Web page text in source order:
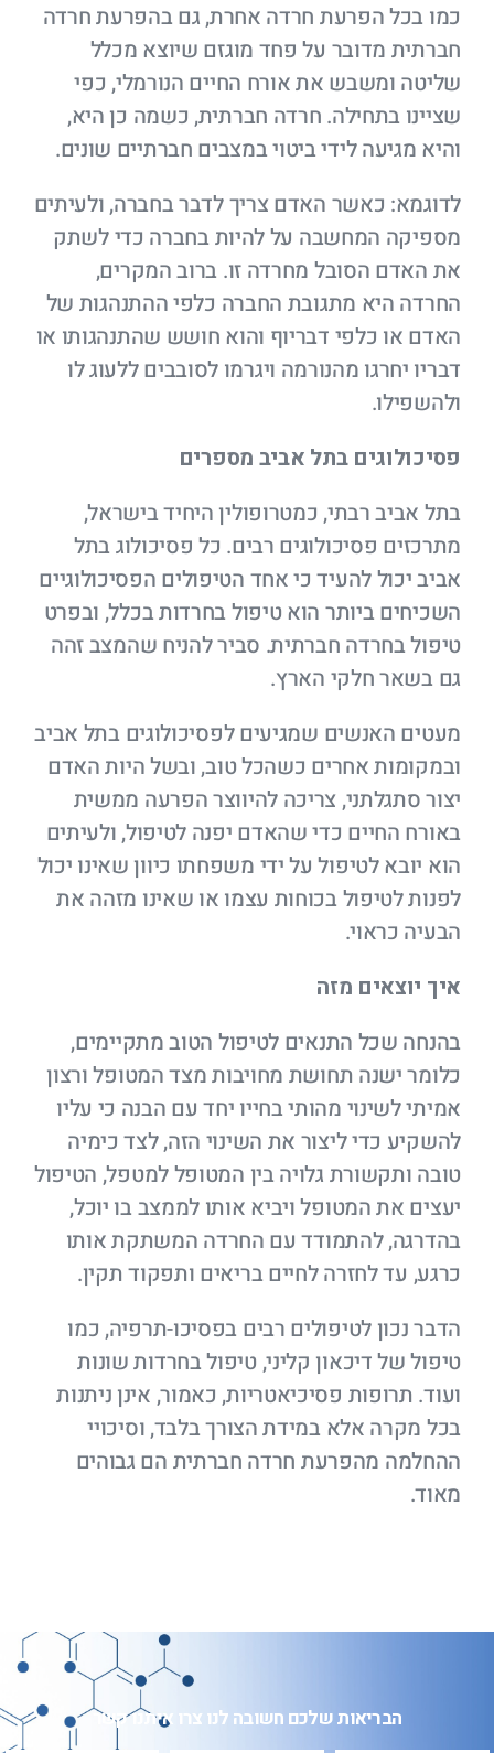
כמו בכל הפרעת חרדה אחרת, גם בהפרעת חרדה
חברתית מדובר על פחד מוגזם שיוצא מכלל
שליטה ומשבש את אורח החיים הנורמלי, כפי
שציינו בתחילה. חרדה חברתית, כשמה כן היא,
והיא מגיעה לידי ביטוי במצבים חברתיים שונים.
לדוגמא: כאשר האדם צריך לדבר בחברה, ולעיתים
מספיקה המחשבה על להיות בחברה כדי לשתק
את האדם הסובל מחרדה זו. ברוב המקרים,
החרדה היא מתגובת החברה כלפי ההתנהגות של
האדם או כלפי דבריוף והוא חושש שהתנהגותו או
דבריו יחרגו מהנורמה ויגרמו לסובבים ללעוג לו
ולהשפילו.
פסיכולוגים בתל אביב מספרים
בתל אביב רבתי, כמטרופולין היחיד בישראל,
מתרכזים פסיכולוגים רבים. כל פסיכולוג בתל
אביב יכול להעיד כי אחד הטיפולים הפסיכולוגיים
השכיחים ביותר הוא טיפול בחרדות בכלל, ובפרט
טיפול בחרדה חברתית. סביר להניח שהמצב זהה
גם בשאר חלקי הארץ.
מעטים האנשים שמגיעים לפסיכולוגים בתל אביב
ובמקומות אחרים כשהכל טוב, ובשל היות האדם
יצור סתגלתני, צריכה להיווצר הפרעה ממשית
באורח החיים כדי שהאדם יפנה לטיפול, ולעיתים
הוא יובא לטיפול על ידי משפחתו כיוון שאינו יכול
לפנות לטיפול בכוחות עצמו או שאינו מזהה את
הבעיה כראוי.
איך יוצאים מזה
בהנחה שכל התנאים לטיפול הטוב מתקיימים,
כלומר ישנה תחושת מחויבות מצד המטופל ורצון
אמיתי לשינוי מהותי בחייו יחד עם הבנה כי עליו
להשקיע כדי ליצור את השינוי הזה, לצד כימיה
טובה ותקשורת גלויה בין המטופל למטפל, הטיפול
יעצים את המטופל ויביא אותו לממצב בו יוכל,
בהדרגה, להתמודד עם החרדה המשתקת אותו
כרגע, עד לחזרה לחיים בריאים ותפקוד תקין.
הדבר נכון לטיפולים רבים בפסיכו-תרפיה, כמו
טיפול של דיכאון קליני, טיפול בחרדות שונות
ועוד. תרופות פסיכיאטריות, כאמור, אינן ניתנות
בכל מקרה אלא במידת הצורך בלבד, וסיכויי
ההחלמה מהפרעת חרדה חברתית הם גבוהים
מאוד.
הבריאות שלכם חשובה לנו צרו איתנו קשר